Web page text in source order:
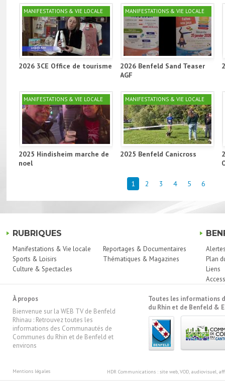
MANIFESTATIONS & VIE LOCALE
2026 3CE Office de tourisme
MANIFESTATIONS & VIE LOCALE
2026 Benfeld Sand Teaser
AGF
MANIFESTATIONS & VIE LOCALE
2025 Hindisheim marche de
noel
MANIFESTATIONS & VIE LOCALE
2025 Benfeld Canicross
1 2 3 4 5 6
RUBRIQUES
Manifestations & Vie locale
Sports & Loisirs
Culture & Spectacles
Reportages & Documentaires
Thématiques & Magazines
Plan
Liens
À propos
Bienvenue sur la WEB TV de Benfeld
Rhinau : Retrouvez toutes les
informations des Communautés de
Communes du Rhin et de Benfeld et
environs
Toutes les informations
du Rhin et de Benfeld &
Mentions légales HDR Communications : site web, VOD, audiovisuel,